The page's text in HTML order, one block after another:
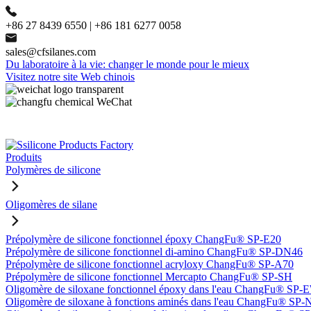
+86 27 8439 6550 | +86 181 6277 0058
sales@cfsilanes.com
Du laboratoire à la vie: changer le monde pour le mieux
Visitez notre site Web chinois
Produits
Polymères de silicone
Oligomères de silane
Prépolymère de silicone fonctionnel époxy ChangFu® SP-E20
Prépolymère de silicone fonctionnel di-amino ChangFu® SP-DN46
Prépolymère de silicone fonctionnel acryloxy ChangFu® SP-A70
Prépolymère de silicone fonctionnel Mercapto ChangFu® SP-SH
Oligomère de siloxane fonctionnel époxy dans l'eau ChangFu® SP-
Oligomère de siloxane à fonctions aminés dans l'eau ChangFu® SP-